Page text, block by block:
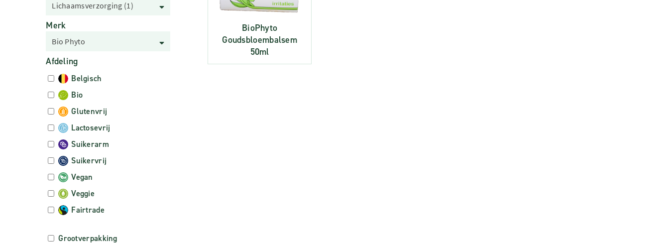
Lichaamsverzorging (1)
Merk
Bio Phyto
Afdeling
Belgisch
Bio
Glutenvrij
Lactosevrij
Suikerarm
Suikervrij
Vegan
Veggie
Fairtrade
Grootverpakking
BioPhyto
Goudsbloembalsem
50ml